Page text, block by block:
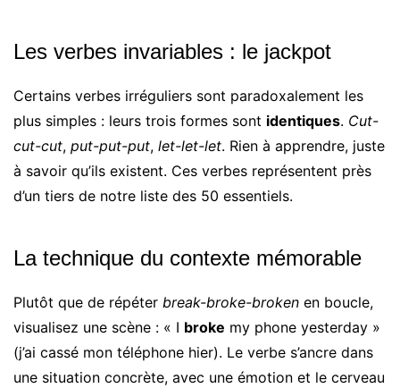
Les verbes invariables : le jackpot
Certains verbes irréguliers sont paradoxalement les
plus simples : leurs trois formes sont identiques. Cut-
cut-cut, put-put-put, let-let-let. Rien à apprendre, juste
à savoir qu’ils existent. Ces verbes représentent près
d’un tiers de notre liste des 50 essentiels.
La technique du contexte mémorable
Plutôt que de répéter break-broke-broken en boucle,
visualisez une scène : « I broke my phone yesterday »
(j’ai cassé mon téléphone hier). Le verbe s’ancre dans
une situation concrète, avec une émotion et le cerveau